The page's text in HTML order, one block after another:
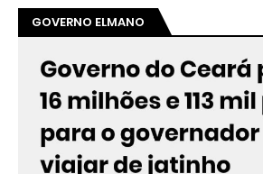
GOVERNO ELMANO